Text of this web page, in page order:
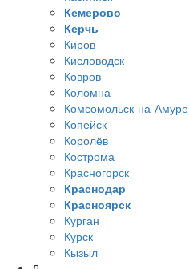
Кемерово
Керчь
Киров
Кисловодск
Ковров
Коломна
Комсомольск-на-Амуре
Копейск
Королёв
Кострома
Красногорск
Краснодар
Красноярск
Курган
Курск
Кызыл